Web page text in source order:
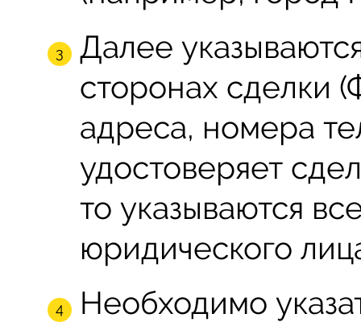
Далее
сторонах сделки
адреса, номера
удостоверяет
то указываются
юридического
Необходимо